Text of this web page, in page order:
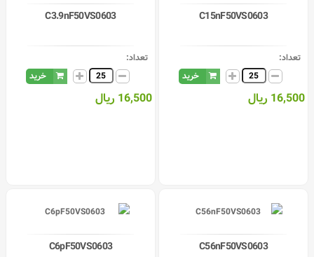
C15nF50VS0603
تعداد:
خرید
16,500 ریال
C3.9nF50VS0603
تعداد:
خرید
16,500 ریال
C56nF50VS0603
C6pF50VS0603